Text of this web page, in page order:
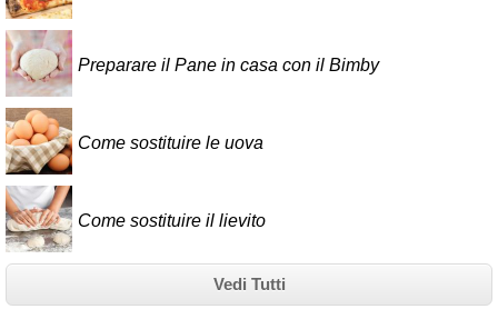
Preparare il Pane in casa con il Bimby
Come sostituire le uova
Come sostituire il lievito
Vedi Tutti